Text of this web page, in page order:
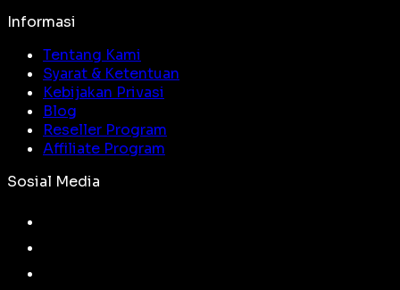
Informasi
Tentang Kami
Syarat & Ketentuan
Kebijakan Privasi
Blog
Reseller Program
Affiliate Program
Sosial Media